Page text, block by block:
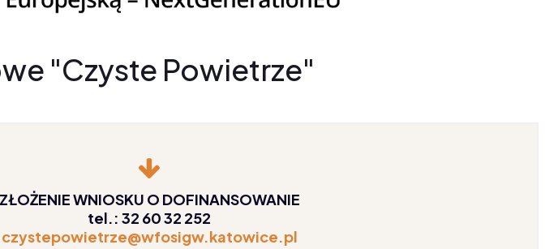
"Czyste Powietrze"
ZŁOŻENIE WNIOSKU O DOFINANSOWANIE
tel.: 32 60 32 252
czystepowietrze@wfosigw.katowice.pl